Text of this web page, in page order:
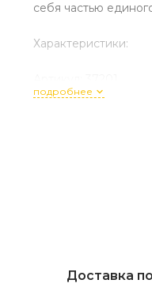
себя частью
Характеристики:
Габариты (ДхШхВ):
Гарантийный срок:
подробнее
Доставка